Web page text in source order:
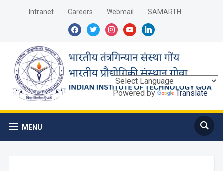
Intranet Careers Webmail
SAMARTH
facebooktwitterinstagramyoutubelinkedin
MENU
Powered by Translate